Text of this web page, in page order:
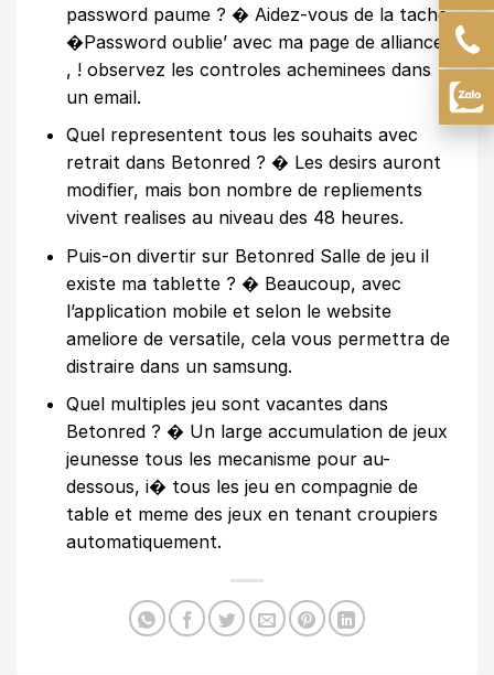
password paume ? � Aidez-vous de la tache
�Password oublie’ avec ma page de alliance
, ! observez les controles acheminees dans
un email.
Quel representent tous les souhaits avec
retrait dans Betonred ? � Les desirs auront
modifier, mais bon nombre de repliements
vivent realises au niveau des 48 heures.
Puis-on divertir sur Betonred Salle de jeu il
existe ma tablette ? � Beaucoup, avec
l’application mobile et selon le website
ameliore de versatile, cela vous permettra de
distraire dans un samsung.
Quel multiples jeu sont vacantes dans
Betonred ? � Un large accumulation de jeux
jeunesse tous les mecanisme pour au-
dessous, i� tous les jeu en compagnie de
table et meme des jeux en tenant croupiers
automatiquement.